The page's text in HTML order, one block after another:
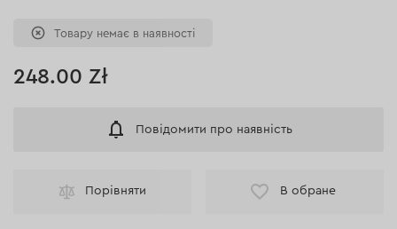
Товару немає в наявності
248.00 Zł
Повідомити про наявність
Порівняти В обране